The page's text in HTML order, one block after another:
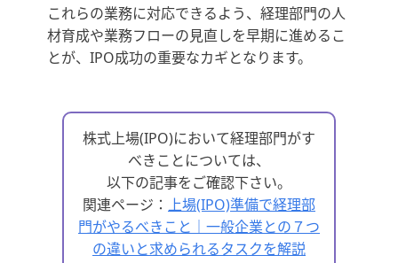
これらの業務に対応できるよう、経理部門の人
材育成や業務フローの見直しを早期に進めるこ
とが、IPO成功の重要なカギとなります。
株式上場(IPO)において経理部門がす
べきことについては、
以下の記事をご確認下さい。
関連ページ： 上場(IPO)準備で経理部
門がやるべきこと｜一般企業との７つ
の違いと求められるタスクを解説